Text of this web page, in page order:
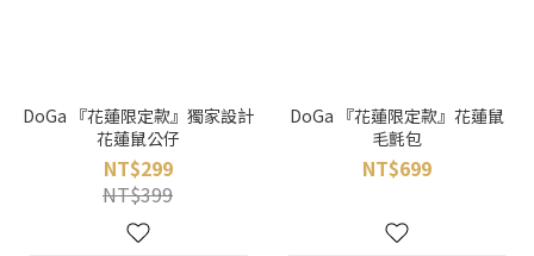
DoGa 『花蓮限定款』獨家設計
花蓮鼠公仔
NT$299
NT$399
DoGa 『花蓮限定款』花蓮鼠
毛氈包
NT$699